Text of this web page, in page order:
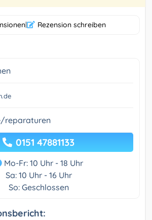
| Rezension schreiben
reparaturen
0151 47881133
Mo-Fr: 10 Uhr - 18 Uhr
Sa: 10 Uhr - 16 Uhr
So: Geschlossen